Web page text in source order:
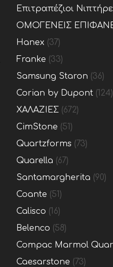
Επιτραπέζιοι
ΟΜΟΓΕΝΕΙΣ
Hanex (37)
Franke (33)
Samsung Staron (36)
Corian by Dupont (124)
ΧΑΛΑΖΙΕΣ (672)
CimStone (51)
Quartzforms (73)
Quarella (67)
Santamargherita (90)
Coante (51)
Calisco (16)
Belenco (58)
Compac Marmol
Caesarstone (73)